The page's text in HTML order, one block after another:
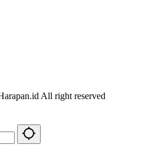
All right reserved